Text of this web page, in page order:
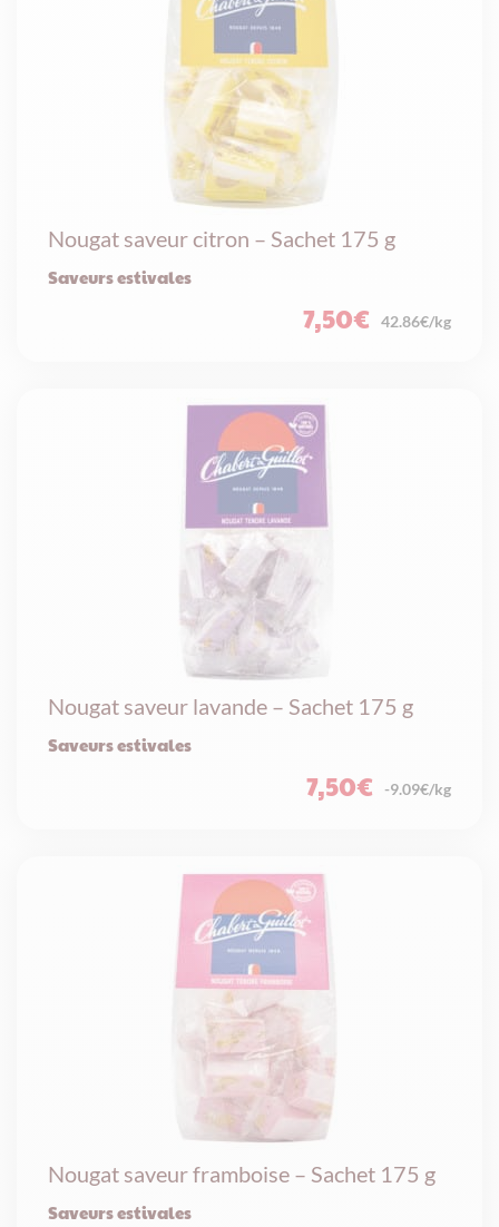
Nougat saveur citron – Sachet 175 g
Saveurs estivales
7,50€ 42.86€/kg
Nougat saveur lavande – Sachet 175 g
Saveurs estivales
7,50€ -9.09€/kg
Nougat saveur framboise – Sachet 175 g
Saveurs estivales